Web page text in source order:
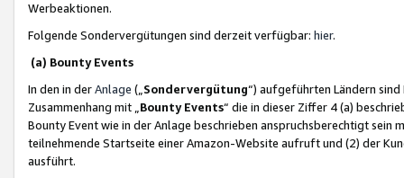
Werbeaktionen.
Folgende Sondervergütungen sind derzeit verfügbar: hier.
(a) Bounty Events
In den in derAnlage („ Sondervergütung“) aufgeführten Ländern
Zusammenhang mit „ Bounty Events“ die in dieser Ziffer 4 (a)
Bounty Event wie in der Anlage beschrieben anspruchsberechtigt sein
teilnehmende Startseite einer Amazon-Website aufruft und (2) der
ausführt.